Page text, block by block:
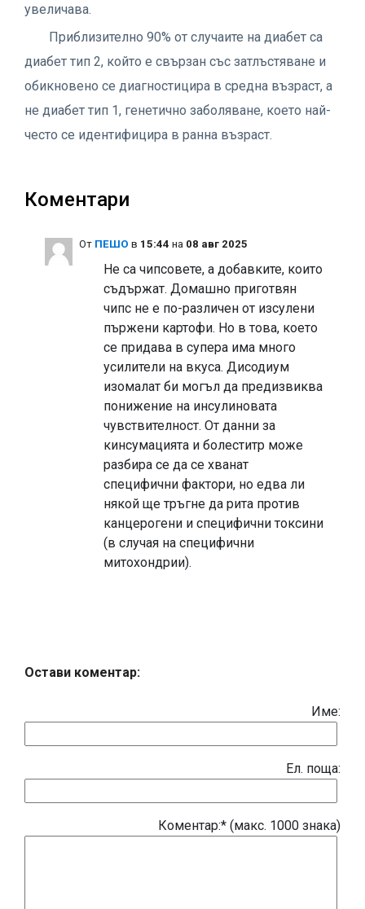
увеличава.
Приблизително 90% от случаите на диабет са
диабет тип 2, който е свързан със затлъстяване и
обикновено се диагностицира в средна възраст, а
не диабет тип 1, генетично заболяване, което най-
често се идентифицира в ранна възраст.
Коментари
Oт ПЕШО в 15:44 на 08 авг 2025
Не са чипсовете, а добавките, които
съдържат. Домашно приготвян
чипс не е по-различен от изсулени
пържени картофи. Но в това, което
се придава в супера има много
усилители на вкуса. Дисодиум
изомалат би могъл да предизвиква
понижение на инсулиновата
чувствителност. От данни за
кинсумацията и болеститр може
разбира се да се хванат
специфични фактори, но едва ли
някой ще тръгне да рита против
канцерогени и специфични токсини
(в случая на специфични
митохондрии).
Остави коментар:
Име:
Eл. поща:
Коментар:* (макс. 1000 знака)